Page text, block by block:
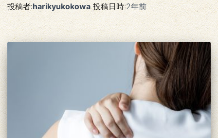
投稿者:harikyukokowa投稿日時:2年前